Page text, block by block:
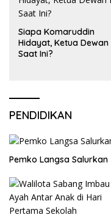
Siapa Komaruddin
Hidayat, Ketua Dewan
Saat Ini?
PENDIDIKAN
Pemko Langsa